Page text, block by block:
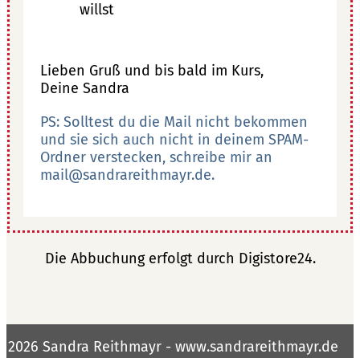
willst
Lieben Gruß und bis bald im Kurs,
Deine Sandra
PS: Solltest du die Mail nicht bekommen
und sie sich auch nicht in deinem SPAM-
Ordner verstecken, schreibe mir an
mail@sandrareithmayr.de.
Die Abbuchung erfolgt durch Digistore24.
2026 Sandra Reithmayr - www.sandrareithmayr.de